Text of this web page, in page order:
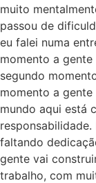
muito
passou de
eu falei numa
momento a
segundo
momento a
mundo aqui está
faltando
gente vai
trabalho, com